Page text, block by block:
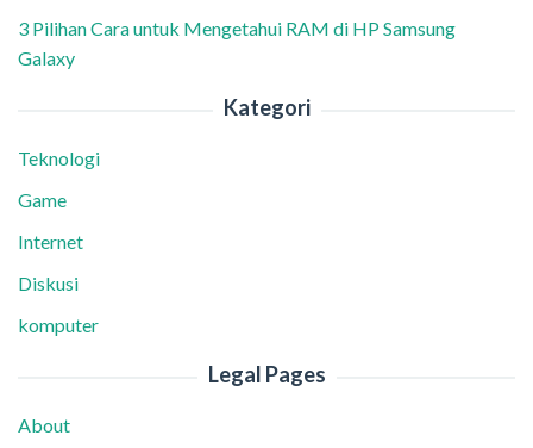
3 Pilihan Cara untuk Mengetahui RAM di HP Samsung
Galaxy
Kategori
Teknologi
Game
Internet
Diskusi
komputer
Legal Pages
About